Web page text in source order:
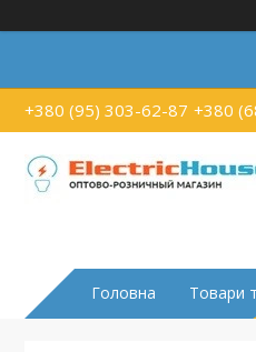
+380 (95) 303-62-87 +380
Головна Товари